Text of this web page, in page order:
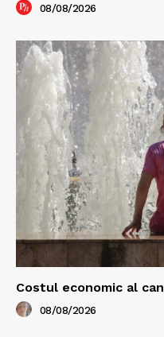
08/08/2026
Costul economic al
08/08/2026